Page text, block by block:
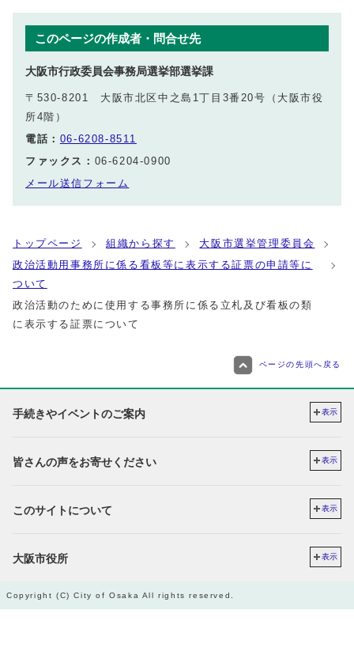
このページの作成者・問合せ先
大阪市行政委員会事務局選挙部選挙課
〒530-8201 大阪市北区中之島1丁目3番20号（大阪市役
所4階）
電話： 06-6208-8511
ファックス： 06-6204-0900
メール送信フォーム
トップページ 組織から探す
大阪市選挙管理委員会
政治活動用事務所に係る看板等に表示する証票の申請等に
ついて
政治活動のために使用する事務所に係る立札及び看板の類
に表示する証票について
ページの先頭へ戻る
手続きやイベントのご案内 表示
皆さんの声をお寄せください 表示
このサイトについて 表示
大阪市役所 表示
Copyright (C) City of Osaka All rights reserved.